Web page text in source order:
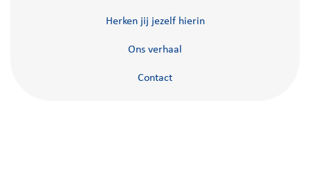
Herken jij jezelf hierin
Ons verhaal
Contact